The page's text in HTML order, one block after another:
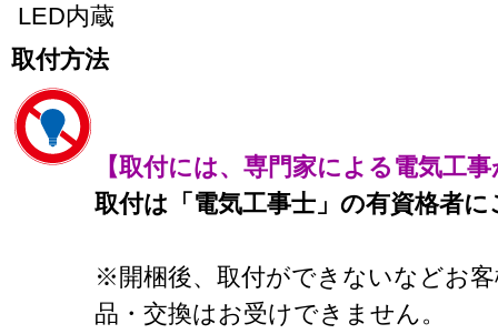
LED内蔵
取付方法
【取付には、専門家による電気工
取付は「電気工事士」の有資格者
※開梱後、取付ができないなどお
品・交換はお受けできません。